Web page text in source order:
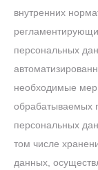
внутренних
персональных
необходимые
обрабатываемых
персональных
том числе
данных,